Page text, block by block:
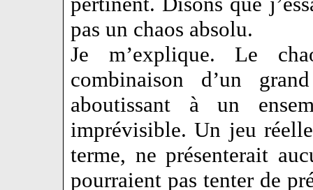
pas un chaos absolu.
Je m’explique. Le
combinaison d’un
aboutissant à un
imprévisible. Un jeu
terme, ne présenterait
pourraient pas tenter de